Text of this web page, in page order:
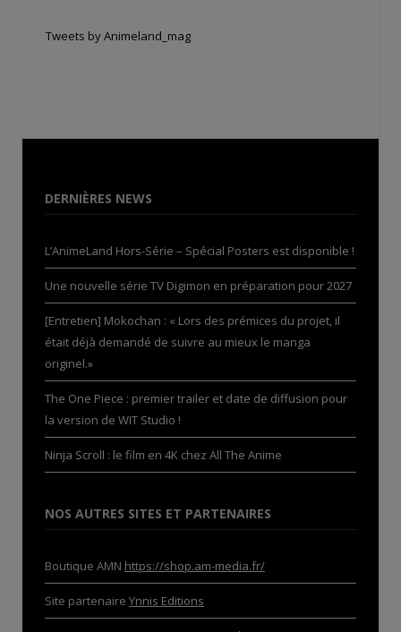
Tweets by Animeland_mag
DERNIÈRES NEWS
L’AnimeLand Hors-Série – Spécial Posters est disponible !
Une nouvelle série TV Digimon en préparation pour 2027
[Entretien] Mokochan : « Lors des prémices du projet, il
était déjà demandé de suivre au mieux le manga
originel.»
The One Piece : premier trailer et date de diffusion pour
la version de WIT Studio !
Ninja Scroll : le film en 4K chez All The Anime
NOS AUTRES SITES ET PARTENAIRES
Boutique AMN https://shop.am-media.fr/
Site partenaire Ynnis Editions